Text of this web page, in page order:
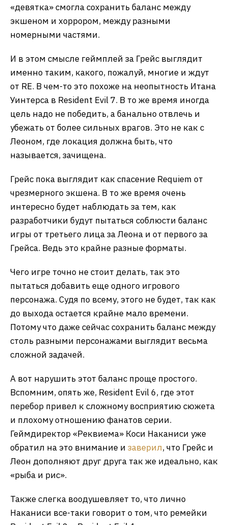
«девятка» смогла сохранить баланс между
экшеном и хоррором, между разными
номерными частями.
И в этом смысле геймплей за Грейс выглядит
именно таким, какого, пожалуй, многие и ждут
от RE. В чем-то это похоже на неопытность Итана
Уинтерса в Resident Evil 7. В то же время иногда
цель надо не победить, а банально отвлечь и
убежать от более сильных врагов. Это не как с
Леоном, где локация должна быть, что
называется, зачищена.
Грейс пока выглядит как спасение Requiem от
чрезмерного экшена. В то же время очень
интересно будет наблюдать за тем, как
разработчики будут пытаться соблюсти баланс
игры от третьего лица за Леона и от первого за
Грейса. Ведь это крайне разные форматы.
Чего игре точно не стоит делать, так это
пытаться добавить еще одного игрового
персонажа. Судя по всему, этого не будет, так как
до выхода остается крайне мало времени.
Потому что даже сейчас сохранить баланс между
столь разными персонажами выглядит весьма
сложной задачей.
А вот нарушить этот баланс проще простого.
Вспомним, опять же, Resident Evil 6, где этот
перебор привел к сложному восприятию сюжета
и плохому отношению фанатов серии.
Геймдиректор «Реквиема» Коси Наканиси уже
обратил на это внимание и заверил, что Грейс и
Леон дополняют друг друга так же идеально, как
«рыба и рис».
Также слегка воодушевляет то, что лично
Наканиси все-таки говорит о том, что ремейки